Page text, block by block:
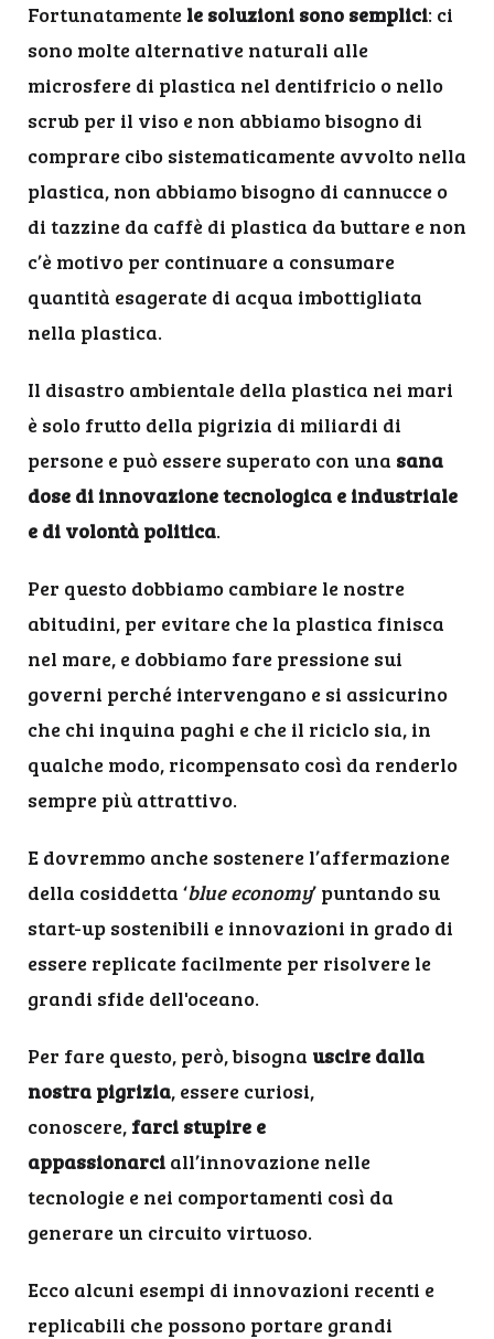
Fortunatamente le soluzioni sono semplici: ci
sono molte alternative naturali alle
microsfere di plastica nel dentifricio o nello
scrub per il viso e non abbiamo bisogno di
comprare cibo sistematicamente avvolto nella
plastica, non abbiamo bisogno di cannucce o
di tazzine da caffè di plastica da buttare e non
c’è motivo per continuare a consumare
quantità esagerate di acqua imbottigliata
nella plastica.
Il disastro ambientale della plastica nei mari
è solo frutto della pigrizia di miliardi di
persone e può essere superato con una sana
dose di innovazione tecnologica e industriale
e di volontà politica.
Per questo dobbiamo cambiare le nostre
abitudini, per evitare che la plastica finisca
nel mare, e dobbiamo fare pressione sui
governi perché intervengano e si assicurino
che chi inquina paghi e che il riciclo sia, in
qualche modo, ricompensato così da renderlo
sempre più attrattivo.
E dovremmo anche sostenere l’affermazione
della cosiddetta ‘blue economy’ puntando su
start-up sostenibili e innovazioni in grado di
essere replicate facilmente per risolvere le
grandi sfide dell'oceano.
Per fare questo, però, bisogna uscire dalla
nostra pigrizia, essere curiosi,
conoscere, farci stupire e
appassionarci all’innovazione nelle
tecnologie e nei comportamenti così da
generare un circuito virtuoso.
Ecco alcuni esempi di innovazioni recenti e
replicabili che possono portare grandi